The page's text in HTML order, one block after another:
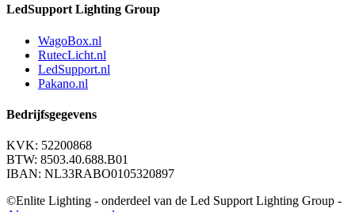
LedSupport Lighting Group
WagoBox.nl
RutecLicht.nl
LedSupport.nl
Pakano.nl
Bedrijfsgegevens
KVK: 52200868
BTW: 8503.40.688.B01
IBAN: NL33RABO0105320897
©Enlite Lighting - onderdeel van de Led Support Lighting Group -